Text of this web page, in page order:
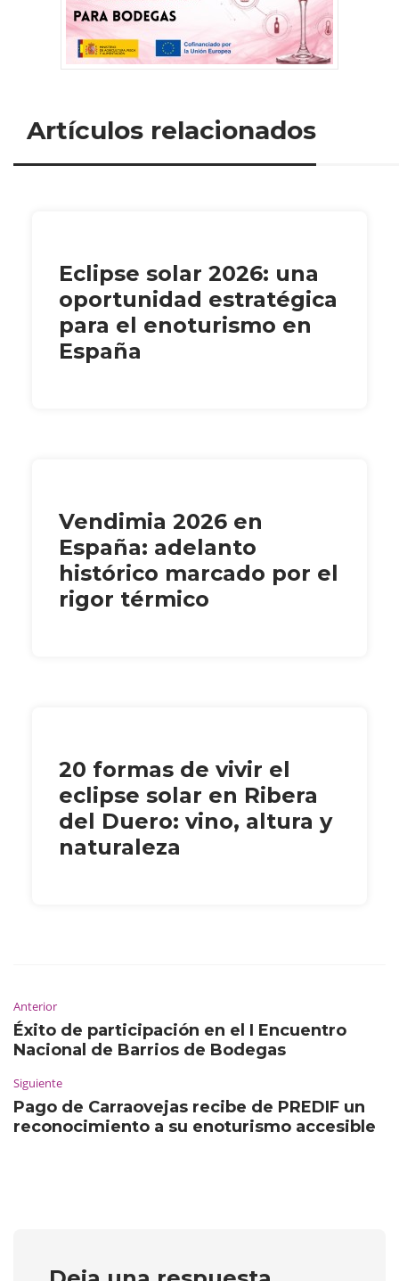
Artículos relacionados
Eclipse solar 2026: una
oportunidad estratégica
para el enoturismo en
España
Vendimia 2026 en
España: adelanto
histórico marcado por el
rigor térmico
20 formas de vivir el
eclipse solar en Ribera
del Duero: vino, altura y
naturaleza
Anterior
Éxito de participación en el I Encuentro
Nacional de Barrios de Bodegas
Siguiente
Pago de Carraovejas recibe de PREDIF un
reconocimiento a su enoturismo accesible